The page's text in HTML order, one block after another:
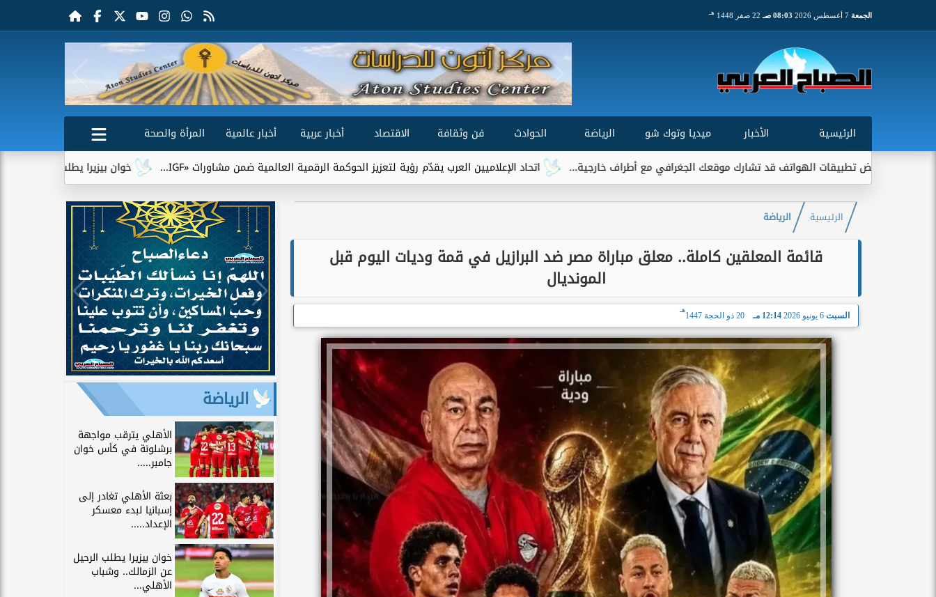
الجمعة 08:03 صـ 22 صفر 1448 هـ
الرئيسية الأخبار ميديا وتوك شو الرياضة الحوادث فن وثقافة الاقتصاد أخبار عربية أخبار عالمية
المرأة والصحة
خوان بيزيرا يطلب الرحيل عن الزمالك.. وشباب
اتحاد الإعلاميين العرب يقدّم رؤية لتعزيز الحوكمة الرقمية العالمية ضمن مشاورات «IGF... الهواتف قد تشارك موقعك الجغرافي مع أطراف خارجية...
الرئيسية الرياضة
قائمة المعلقين كاملة.. معلق مباراة مصر ضد البرازيل في قمة وديات اليوم قبل
المونديال
السبت 6 يونيو 2026 12:14 مـ 20 ذو الحجة 1447
هـ
الرياضة
الأهلي يترقب مواجهة
برشلونة في كأس خوان
جامبر.....
بعثة الأهلي تغادر إلى
إسبانيا لبدء معسكر
الإعداد.....
خوان بيزيرا يطلب الرحيل
عن الزمالك.. وشباب
الأهلي...